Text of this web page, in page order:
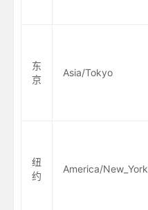
东
京
Asia/Tokyo
纽
约
America/New_York